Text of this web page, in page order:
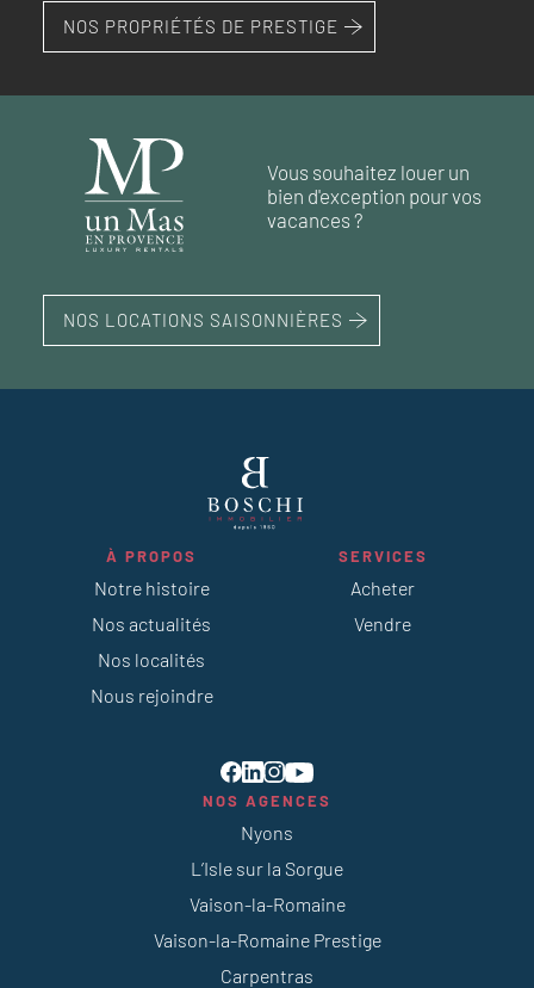
RÉF. 017683
RÉF. 017894
61 m²2
227 900 €
90 m²
200 000 €
45 m²
RÉF. 018604
63 m² 2
NOS PROPRIÉTÉS DE PRESTIGE
Vous souhaitez louer un
bien d'exception pour vos
vacances ?
NOS LOCATIONS SAISONNIÈRES
À PROPOS
Notre histoire
Nos actualités
Nos localités
Nous rejoindre
SERVICES
Acheter
Vendre
NOS AGENCES
Nyons
L’Isle sur la Sorgue
Vaison-la-Romaine
Vaison-la-Romaine Prestige
Carpentras